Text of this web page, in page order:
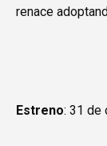
renace
Estreno: 31 de